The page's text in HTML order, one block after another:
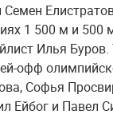
1 500 м и 500
Илья
офф
Софья
Ейбог и Павел